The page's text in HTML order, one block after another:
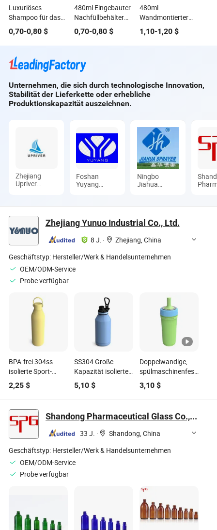
Luxuriöses
Shampoo für das
Badezimmer eines
hochwertigen
Wandmontierte
Flasche mit großem
0,70-0,80 $
480ml Eingebauter
Nachfüllbehälter
für Wandspender
Shampoo
0,70-0,80$
480ml
Wandmontierter
Duschgel,
1,10-1,20$
Unternehmen, die sich durch technologische Innovation,
Stabilität der Lieferkette oder erhebliche
Produktionskapazität auszeichnen.
Zhejiang
Upriver
Foshan
Yuyang
Co., Ltd
Ningbo
Jiahua
Zhejiang Yunuo Industrial Co., Ltd.
8 J. ·
Zhejiang, China
Geschäftstyp: Hersteller/Werk & Handelsunternehmen
OEM/ODM-Service
Probe verfügbar
BPA-frei 304ss
isolierte Sport-
Wasserflasche
Kaffee isolierte
Flasche
2,25 $
SS304 Große
Kapazität isolierte
Flasche BPA-frei für
Sport im Freien
Camping
5,10$
Doppelwandige,
spülmaschinenfeste
Trinkhalm mit
Deckel
Wasserflasche für
3,10$
Shandong Pharmaceutical Glass Co., Ltd.
33 J. ·
Shandong, China
Geschäftstyp: Hersteller/Werk & Handelsunternehmen
OEM/ODM-Service
Probe verfügbar